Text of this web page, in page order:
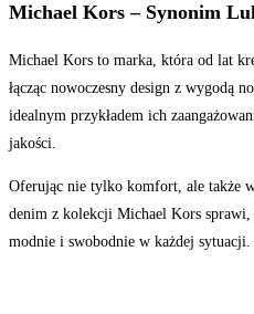
Michael Kors – Synonim
Michael Kors to marka, która od lat
łącząc nowoczesny design z wygodą
idealnym przykładem ich
jakości.
Oferując nie tylko komfort, ale także
denim z kolekcji Michael Kors sprawi,
modnie i swobodnie w każdej sytuacji.